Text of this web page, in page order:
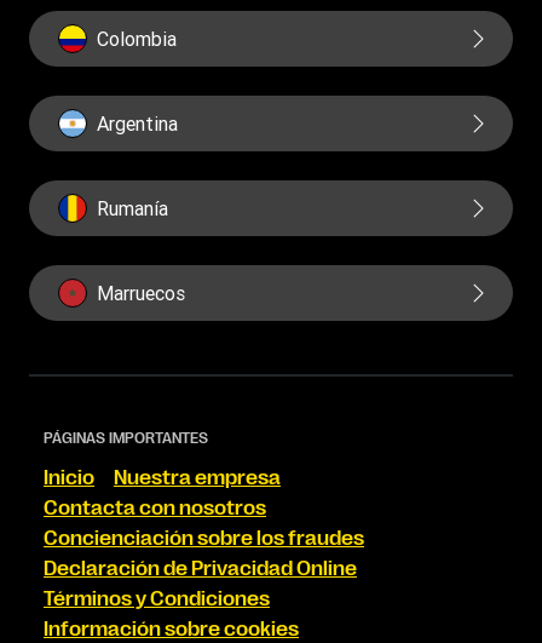
Lista de precios
Informe Público CbCR de la UE
Colombia
Argentina
Rumanía
Marruecos
PÁGINAS IMPORTANTES
Inicio
Nuestra empresa
Contacta con nosotros
Concienciación sobre los fraudes
Declaración de Privacidad Online
Términos y Condiciones
Información sobre cookies